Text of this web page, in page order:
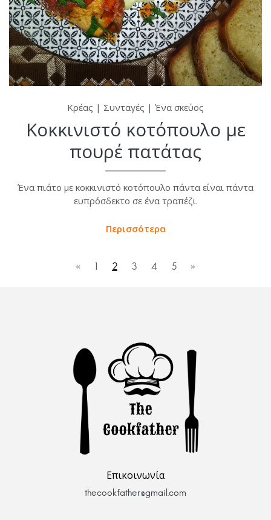
Κρέας | Συνταγές | Ένα σκεύος
Κοκκινιστό κοτόπουλο με
πουρέ πατάτας
Ένα πιάτο με κοκκινιστό κοτόπουλο πάντα είναι πάντα
ευπρόσδεκτο σε ένα τραπέζι.
Περισσότερα
« 1 2 3 4 5 »
Επικοινωνία
thecookfather@gmail.com